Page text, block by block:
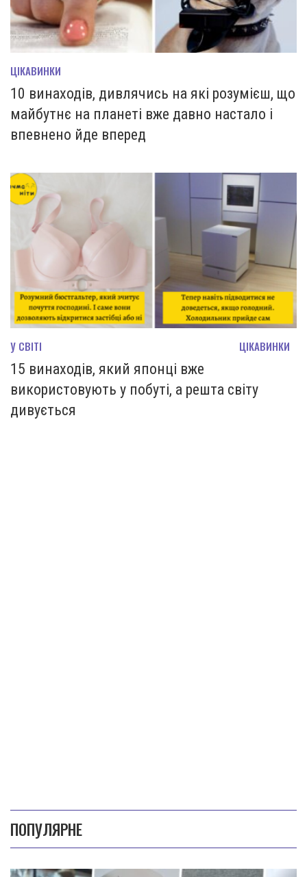
ЦІКАВИНКИ
10 винаходів, дивлячись на які розумієш, що
майбутнє на планеті вже давно настало і
впевнено йде вперед
У СВІТІ ЦІКАВИНКИ
15 винаходів, який японці вже
використовують у побуті, а решта світу
дивується
ПОПУЛЯРНЕ